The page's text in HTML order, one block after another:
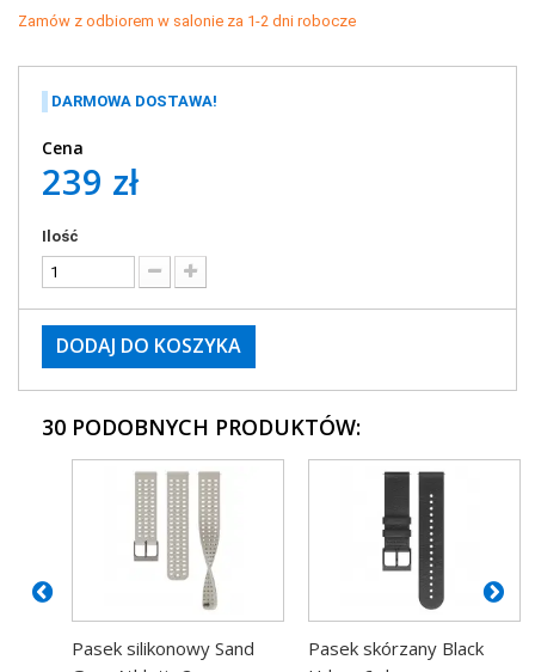
Zamów z odbiorem w salonie za 1-2 dni robocze
DARMOWA DOSTAWA!
Cena
239 zł
Ilość
DODAJ DO KOSZYKA
30 PODOBNYCH PRODUKTÓW:
Pasek silikonowy Sand
Pasek skórzany Black